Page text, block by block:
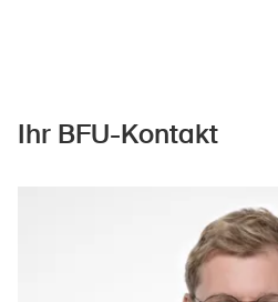
Ihr BFU-Kontakt